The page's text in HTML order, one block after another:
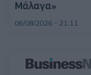
Μάλαγα»
06/08/2026 - 21:11